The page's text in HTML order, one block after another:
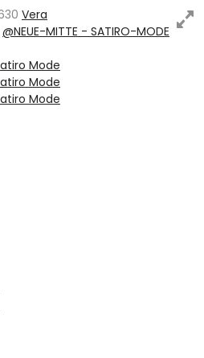
Vera
@NEUE-MITTE - SATIRO-MODE